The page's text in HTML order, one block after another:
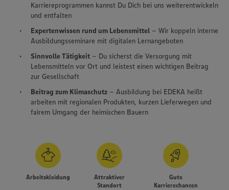
Karriereprogrammen kannst Du Dich bei uns weiterentwickeln
und entfalten
Expertenwissen rund um Lebensmittel – Wir koppeln interne
Ausbildungsseminare mit digitalen Lernangeboten
Sinnvolle Tätigkeit – Du sicherst die Versorgung mit
Lebensmitteln vor Ort und leistest einen wichtigen Beitrag
zur Gesellschaft
Beitrag zum Klimaschutz – Ausbildung bei EDEKA heißt
arbeiten mit regionalen Produkten, kurzen Lieferwegen und
fairem Umgang der heimischen Bauern
Arbeitskleidung
Attraktiver
Standort
Gute
Karrierechancen